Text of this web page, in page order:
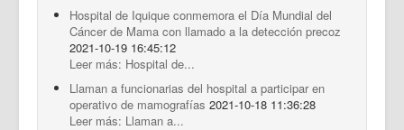
Hospital de Iquique conmemora el Día Mundial del
Cáncer de Mama con llamado a la detección precoz
2021-10-19 16:45:12
Leer más: Hospital de...
Llaman a funcionarias del hospital a participar en
operativo de mamografías 2021-10-18 11:36:28
Leer más: Llaman a...